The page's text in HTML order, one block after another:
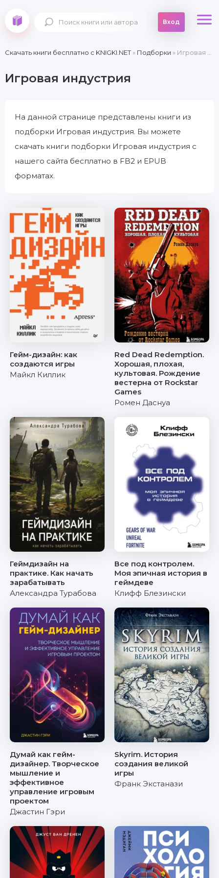
Вход
Скачать книги бесплатно c KNIGKI.NET» Подборки » Игровая индустрия
Игровая индустрия
На данной странице представлены книги из
подборки Игровая индустрия. Вы можете
скачать книги подборки Игровая индустрия с
нашего сайта бесплатно в FB2 и EPUB
форматах.
Гейм-дизайн: как
создаются игры
Майкл Киллик
Red Dead Redemption.
Хорошая, плохая,
культовая. Рождение
вестерна от Rockstar
Games
Ромен Даснуа
Геймдизайн на
практике. Как начать
зарабатывать
Александра Турабова
Все под контролем.
Моя эпичная история в
геймдеве
Клифф Блезински
Думай как гейм-
дизайнер. Творческое
мышление и
эффективное
управление игровым
проектом
Джастин Гэри
Skyrim. История
создания великой
игры
Франк Экстанази